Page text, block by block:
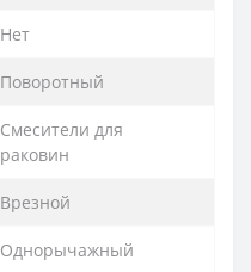
Нет
Поворотный
Смесители для
раковин
Врезной
Однорычажный